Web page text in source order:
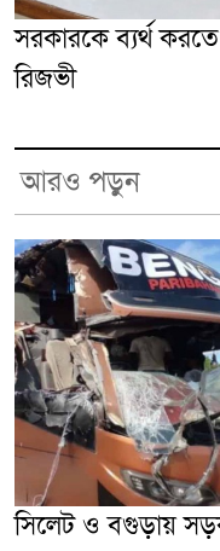
সরকারকে ব্যর্থ
রিজভী
আরও পড়ুন
সিলেট ও বগুড়ায়